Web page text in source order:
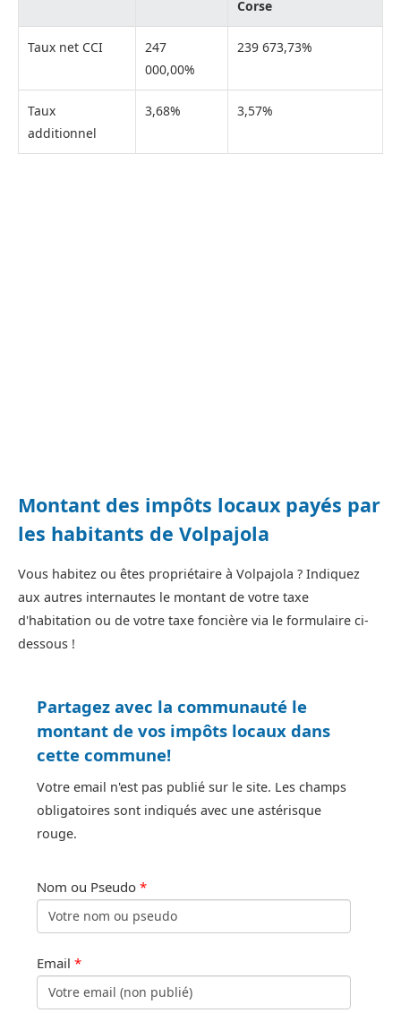
Corse
Taux net CCI
247
000,00%
239 673,73%
Taux
additionnel
3,68% 3,57%
Montant des impôts locaux payés par
les habitants de Volpajola
Vous habitez ou êtes propriétaire à Volpajola ? Indiquez
aux autres internautes le montant de votre taxe
d'habitation ou de votre taxe foncière via le formulaire ci-
dessous !
Partagez avec la communauté le
montant de vos impôts locaux dans
cette commune!
Votre email n'est pas publié sur le site. Les champs
obligatoires sont indiqués avec une astérisque
rouge.
Nom ou Pseudo *
Email *